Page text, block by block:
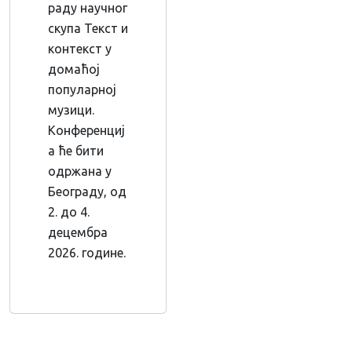
раду научног
скупа Текст и
контекст у
домаћој
популарној
музици.
Конференциј
а ће бити
одржана у
Београду, од
2. до 4.
децембра
2026. године.